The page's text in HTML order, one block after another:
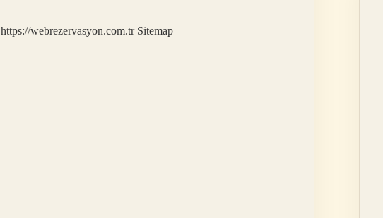
https://webrezervasyon.com.tr Sitemap